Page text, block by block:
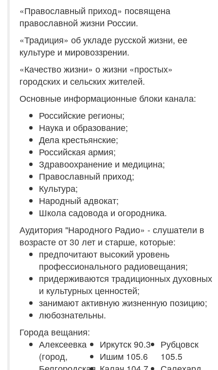
«Православный приход» посвящена
православной жизни России.
«Традиция» об укладе русской жизни, ее
культуре и мировоззрении.
«Качество жизни» о жизни «простых»
городских и сельских жителей.
Основные информационные блоки канала:
Российские регионы;
Наука и образование;
Дела крестьянские;
Российская армия;
Здравоохранение и медицина;
Православный приход;
Культура;
Народный адвокат;
Школа садовода и огородника.
Аудитория "Народного Радио» - слушатели в
возрасте от 30 лет и старше, которые:
предпочитают высокий уровень
профессионального радиовещания;
придерживаются традиционных духовных
и культурных ценностей;
занимают активную жизненную позицию;
любознательны.
Города вещания:
Алексеевка
(город,
Иркутск 90.3
Ишим 105.6
Рубцовск
105.5